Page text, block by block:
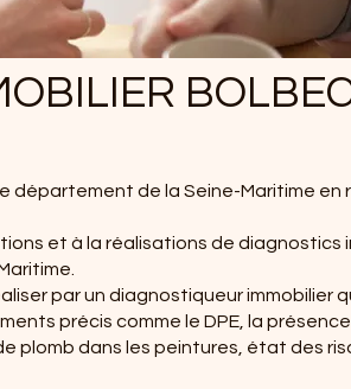
département de la Seine-Maritime en
et à la réalisations de diagnostics
par un diagnostiqueur immobilier
précis comme le DPE, la présence
plomb dans les peintures, état des